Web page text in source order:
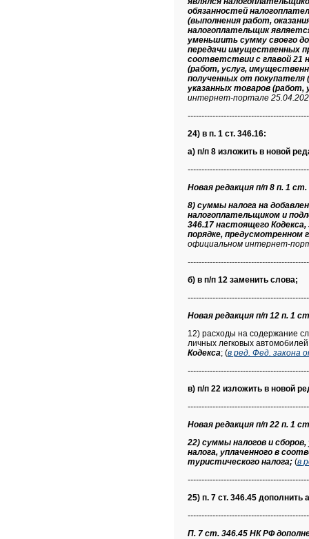
обязанностей
(выполнения работ,
налогоплательщик
уменьшить сумму своего
передачи имущественных
соответствии с главой 21
(работ, услуг,
полученных от
указанных товаров (работ,
интернет-портале
24) в п. 1 ст. 346.16:
а) п/п 8 изложить в новой
Новая редакция п/п 8 п. 1
8) суммы налога на
налогоплательщиком и
346.17 настоящего
порядке, предусмотренном
официальном интернет-
б) в п/п 12 заменить слова;
Новая редакция п/п 12 п. 1
12) расходы на содержание
личных легковых
Кодекса; (в ред. Фед. закона
в) п/п 22 изложить в новой
Новая редакция п/п 22 п. 1
22) суммы налогов и
налога, уплаченного в
туристического налога; (в
25) п. 7 ст. 346.45 дополнить
П. 7 ст. 346.45 НК РФ